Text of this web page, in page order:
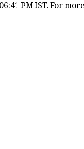
PM IST. For